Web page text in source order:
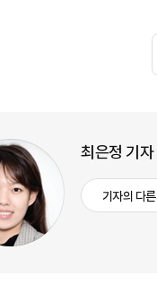
최은정 기자
기자의 다